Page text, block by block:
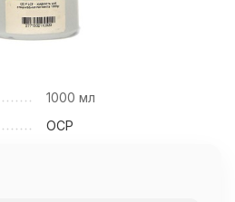
1000 мл
OCP